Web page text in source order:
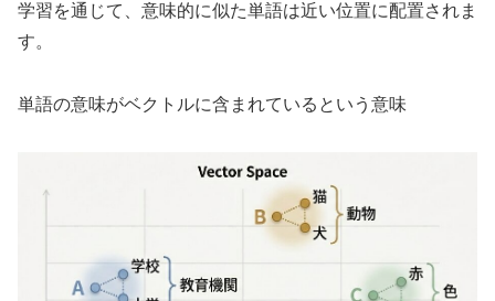
学習を通じて、意味的に似た単語は近い位置に配置されま
す。
単語の意味がベクトルに含まれているという意味